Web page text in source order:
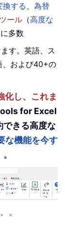
換する
為替
ツール （高度な
多数
す。英語、ス
、および40+の
し、これま
for Excel
できる高度な
な機能を今す
。